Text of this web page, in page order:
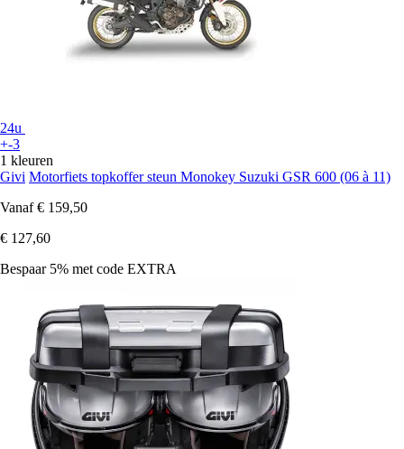
24u
+-3
1 kleuren
Givi Motorfiets topkoffer steun Monokey Suzuki GSR 600 (06 à 11)
Vanaf € 159,50
€ 127,60
Bespaar 5% met code EXTRA